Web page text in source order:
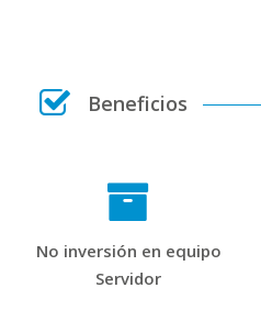
Beneficios
No inversión en equipo
Servidor